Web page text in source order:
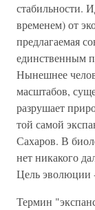
стабильности.
временем) от
предлагаемая
единственным
Нынешнее
масштабов,
разрушает
той самой
Сахаров. В
нет никакого
Цель эволюции
Термин